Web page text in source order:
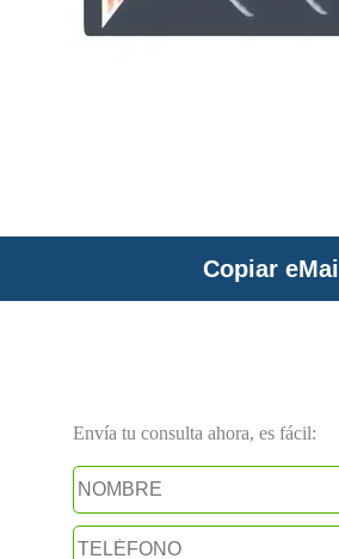
Copiar eMail
Envía tu consulta ahora, es fácil: